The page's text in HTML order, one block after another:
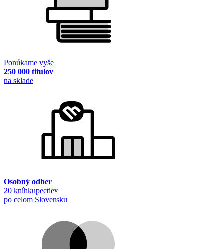
Ponúkame vyše
250 000 titulov
na sklade
Osobný odber
20 kníhkupectiev
po celom Slovensku